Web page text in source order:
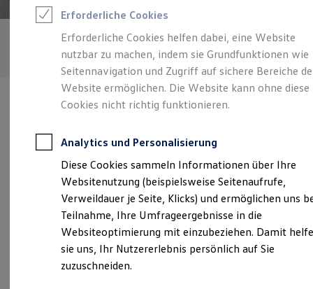
Leasing
Leasing-Angebote
Gebrauchtwagen Leasing
Junge Gebrauchtwagen-Leasing
Elektroauto Leasing
Kleinwagen-Leasing
Leasing ohne Anzahlung
Finanzierung
Kfz-Versicherung
Restschuldversicherungen
Garantien
Wartungsverträge
Geschäftskunden
Professional Class bei Volkswagen
Großkunden
Behörden
Direktkunden
Sonderfahrzeuge
Anpfiff zum Gewinn
Verantwortlich für die Inhalte auf dieser Seite ist die Autohaus
Quickborn Zweigniederlassung der Autohaus Elmshorn GmbH &
Impressum & Rechtliches
Erforderliche Cookies
Erforderliche Cookies helfen dabei, eine Website
nutzbar zu machen, indem sie Grundfunktionen wie
Seitennavigation und Zugriff auf sichere Bereiche
Website ermöglichen. Die Website kann ohne diese
Cookies nicht richtig funktionieren.
Analytics und Personalisierung
Diese Cookies sammeln Informationen über Ihre
Websitenutzung (beispielsweise Seitenaufrufe,
Verweildauer je Seite, Klicks) und ermöglichen uns
Teilnahme, Ihre Umfrageergebnisse in die
Websiteoptimierung mit einzubeziehen. Damit
sie uns, Ihr Nutzererlebnis persönlich auf Sie
zuzuschneiden.